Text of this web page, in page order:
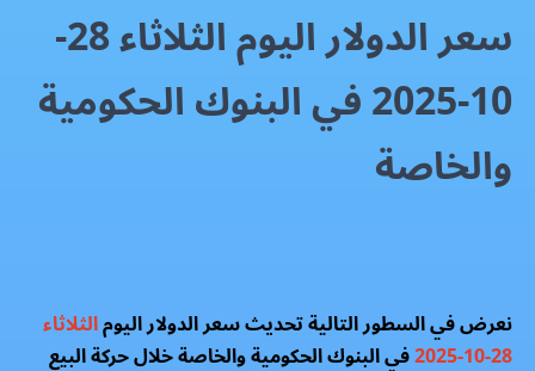
سعر الدولار اليوم الثلاثاء 28-
10-2025 في البنوك الحكومية
والخاصة
نعرض في السطور التالية تحديث سعر الدولار اليومالثلاثاء
28-10-2025 في البنوك الحكومية والخاصة خلال حركة البيع